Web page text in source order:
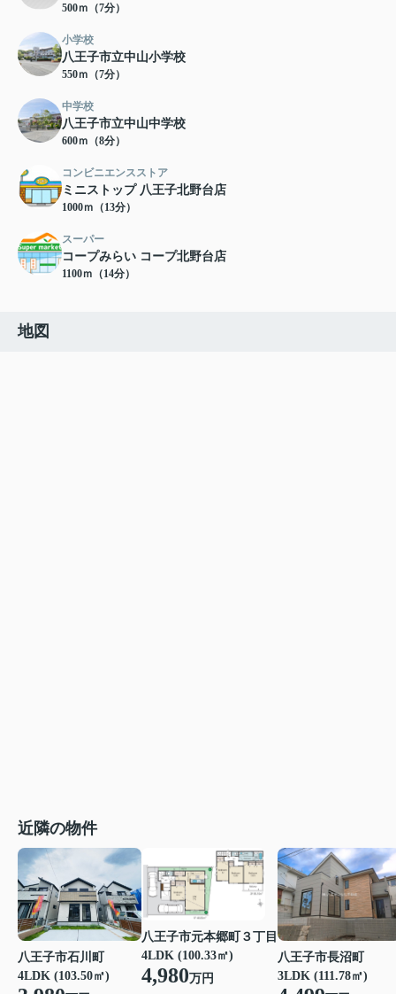
500ｍ（7分）
小学校
八王子市立中山小学校
550ｍ（7分）
中学校
八王子市立中山中学校
600ｍ（8分）
コンビニエンスストア
ミニストップ 八王子北野台店
1000ｍ（13分）
スーパー
コープみらい コープ北野台店
1100ｍ（14分）
地図
近隣の物件
八王子市石川町
4LDK (103.50㎡)
八王子市元本郷町３丁目
4LDK (100.33㎡)
4,980万円
八王子市長沼町
3LDK (111.78㎡)